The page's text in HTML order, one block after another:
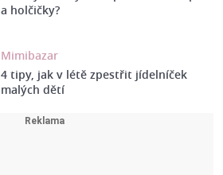
a holčičky?
Mimibazar
4 tipy, jak v létě zpestřit jídelníček
malých dětí